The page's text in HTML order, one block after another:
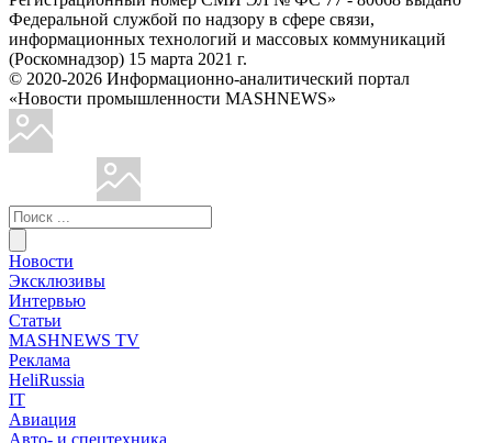
Федеральной службой по надзору в сфере связи,
информационных технологий и массовых коммуникаций
(Роскомнадзор) 15 марта 2021 г.
© 2020-2026 Информационно-аналитический портал
«Новости промышленности MASHNEWS»
Новости
Эксклюзивы
Интервью
Статьи
MASHNEWS TV
Реклама
HeliRussia
IT
Авиация
Авто- и спецтехника